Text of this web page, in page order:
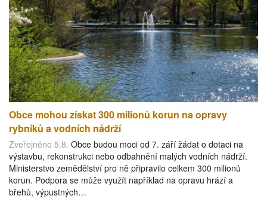
Obce mohou získat 300 milionů korun na opravy
rybníků a vodních nádrží
Zveřejněno 5.8. Obce budou moci od 7. září žádat o dotaci na
výstavbu, rekonstrukci nebo odbahnění malých vodních nádrží.
Ministerstvo zemědělství pro ně připravilo celkem 300 milionů
korun. Podpora se může využít například na opravu hrází a
břehů, výpustných…